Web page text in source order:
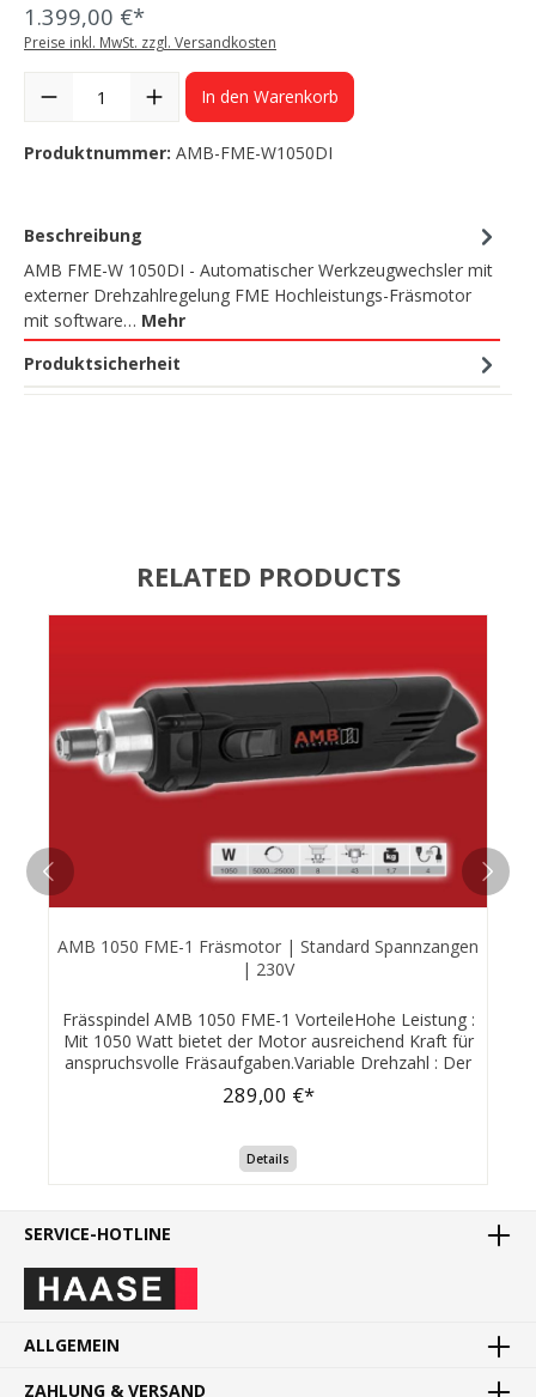
1.399,00 €*
Preise inkl. MwSt. zzgl. Versandkosten
In den Warenkorb
Produktnummer: AMB-FME-W1050DI
Beschreibung
AMB FME-W 1050DI - Automatischer Werkzeugwechsler mit
externer Drehzahlregelung FME Hochleistungs-Fräsmotor
mit software… Mehr
Produktsicherheit
RELATED PRODUCTS
AMB 1050 FME-1 Fräsmotor | Standard Spannzangen
| 230V
Frässpindel AMB 1050 FME-1 VorteileHohe Leistung :
Mit 1050 Watt bietet der Motor ausreichend Kraft für
anspruchsvolle Fräsaufgaben.Variable Drehzahl : Der
breite Drehzahlbereich ermöglicht eine flexible
Anpassung an verschiedene Materialien und
Spannzangen gewährleistet eine breite Auswahl an
passenden Fräswerkzeugen.Zuverlässigkeit : Als Produkt
von AMB Elektrik steht der Motor für deutsche Qualität
AMB 1050 FME-1 zu einem vielseitigen und
Anwendungen.Lieferumfang:FräsmotorPräzisionsspannz
8.00mm ÜberwurfmutterBedienungsanleitungRundlaufpr
GummizuleitungDrehzahlbereich: 5.000.... 25.000
289,00 €*
Details
SERVICE-HOTLINE
ALLGEMEIN
ZAHLUNG & VERSAND